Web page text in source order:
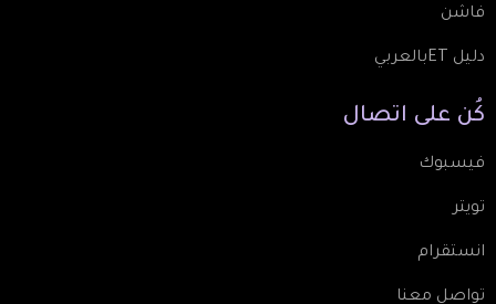
فاشن
دليل ETبالعربي
كُن على اتصال
فيسبوك
تويتر
انستقرام
تواصل معنا